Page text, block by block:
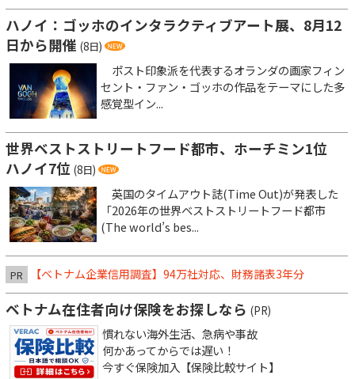
ハノイ：ゴッホのインタラクティブアート展、8月12
日から開催 (8日)
ポスト印象派を代表するオランダの画家フィン
セント・ファン・ゴッホの作品をテーマにした多
感覚型イン...
世界ベストストリートフード都市、ホーチミン1位
ハノイ7位 (8日)
英国のタイムアウト誌(Time Out)が発表した
「2026年の世界ベストストリートフード都市
(The world’s bes...
PR 【ベトナム企業信用調査】94万社対応、財務諸表3年分
ベトナム在住者向け保険をお探しなら (PR)
慣れない海外生活、急病や事故
何かあってからでは遅い！
今すぐ保険加入【保険比較サイト】